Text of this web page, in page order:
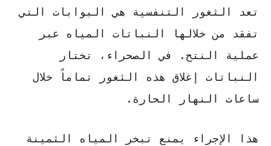
تعد الثغور التنفسية هي البوابات التي
تفقد من خلالها النباتات المياه عبر
عملية النتح. في الصحراء، تختار
النباتات
إغلاق هذه الثغور
تماماً خلال
ساعات النهار الحارة.
هذا الإجراء يمنع تبخر المياه الثمينة